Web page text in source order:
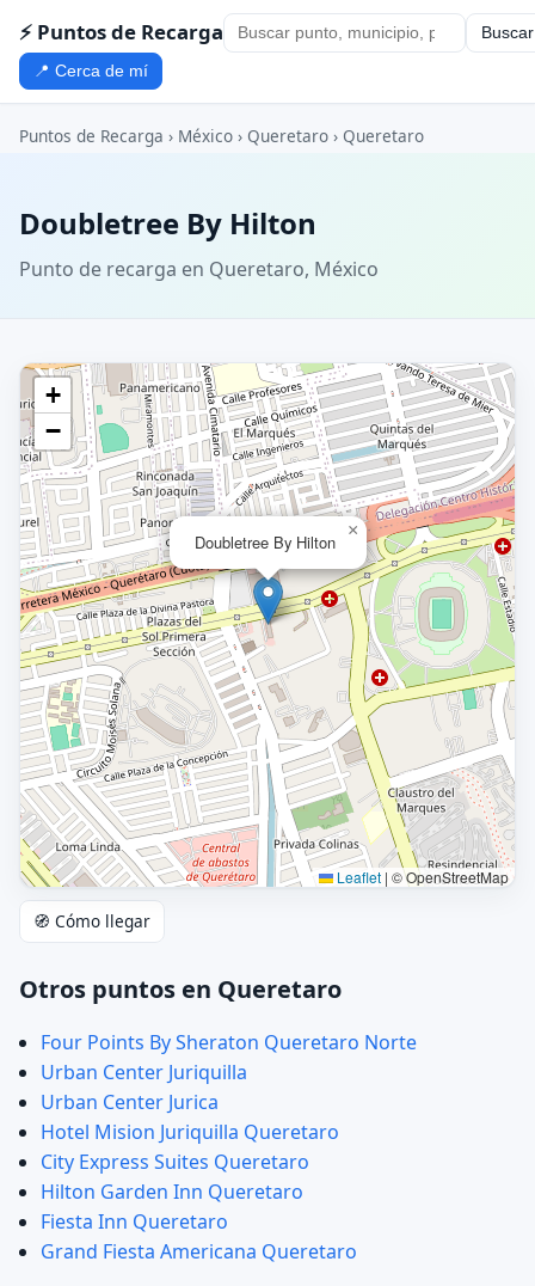
⚡ Puntos de Recarga Buscar
📍 Cerca de mí
Puntos de Recarga › México › Queretaro › Queretaro
Doubletree By Hilton
Punto de recarga en Queretaro, México
Doubletree By Hilton
×
+
−
Leaflet | © OpenStreetMap
🧭 Cómo llegar
Otros puntos en Queretaro
Four Points By Sheraton Queretaro Norte
Urban Center Juriquilla
Urban Center Jurica
Hotel Mision Juriquilla Queretaro
City Express Suites Queretaro
Hilton Garden Inn Queretaro
Fiesta Inn Queretaro
Grand Fiesta Americana Queretaro